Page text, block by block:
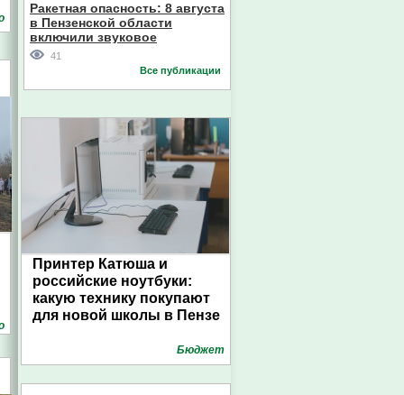
Ракетная опасность: 8 августа
в Пензенской области
включили звуковое
оповещение
41
Все публикации
Принтер Катюша и
российские ноутбуки:
какую технику покупают
для новой школы в Пензе
Бюджет